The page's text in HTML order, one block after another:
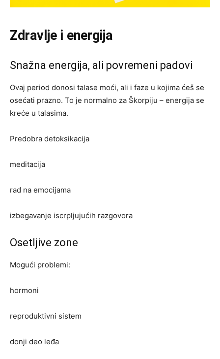
Zdravlje i energija
Snažna energija, ali povremeni padovi
Ovaj period donosi talase moći, ali i faze u kojima ćeš se
osećati prazno. To je normalno za Škorpiju – energija se
kreće u talasima.
Predobra detoksikacija
meditacija
rad na emocijama
izbegavanje iscrpljujućih razgovora
Osetljive zone
Mogući problemi:
hormoni
reproduktivni sistem
donji deo leđa